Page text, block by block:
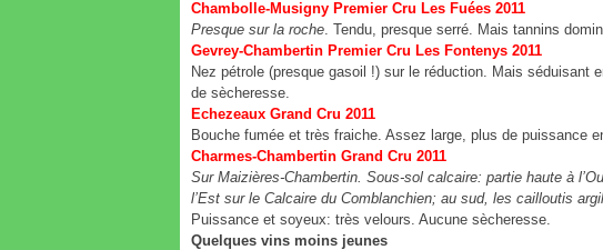
Chambolle-Musigny Premier Cru Les Fuées 2011
Presque sur la roche. Tendu, presque serré. Mais tannins
Gevrey-Chambertin Premier Cru Les Fontenys 2011
Nez pétrole (presque gasoil !) sur le réduction. Mais séduisant
de sècheresse.
Echezeaux Grand Cru 2011
Bouche fumée et très fraiche. Assez large, plus de puissance
Charmes-Chambertin Grand Cru 2011
Sur Maizières-Chambertin. Sous-sol calcaire: partie haute à
l’Est sur le Calcaire du Comblanchien; au sud, les cailloutis
Puissance et soyeux: très velours. Aucune sècheresse.
Quelques vins moins jeunes